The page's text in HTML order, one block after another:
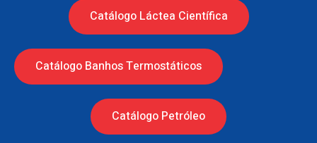
Catálogo Láctea Científica
Catálogo Banhos Termostáticos
Catálogo Petróleo